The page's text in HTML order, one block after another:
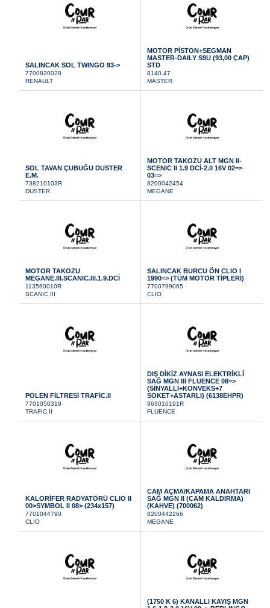
SALINCAK SOL TWINGO 93->
7700820028
RENAULT
MOTOR PİSTON+SEGMAN
MASTER-DAILY S9U (93,00 ÇAP)
STD
8140.47
MASTER
SOL TAVAN ÇUBUĞU DUSTER
E.M.
738210103R
DUSTER
MOTOR TAKOZU ALT MGN II-
SCENIC II 1.9 DCİ-2.0 16V 02=>
03=>
8200042454
MEGANE
MOTOR TAKOZU
MEGANE.III.SCANIC.III.1.9.DCİ
113560010R
SCANIC.III
SALINCAK BURCU ÖN CLIO I
1990=> (TÜM MOTOR TİPLERİ)
7700799065
CLIO
POLEN FİLTRESİ TRAFİC.II
7701050319
TRAFIC.II
DIŞ DİKİZ AYNASI ELEKTRİKLİ
SAĞ MGN III FLUENCE 08=>
(SİNYALLİ+KONVEKS+7
SOKET+ASTARLI) (6138EHPR)
963010191R
FLUENCE
KALORİFER RADYATÖRÜ CLIO II
00>SYMBOL II 08> (234x157)
7701044790
CLIO
CAM AÇMA/KAPAMA ANAHTARI
SAĞ MGN II (CAM KALDIRMA)
(KAHVE) (700062)
8200442266
MEGANE
(1750 K 6) KANALLI KAYIŞ MGN